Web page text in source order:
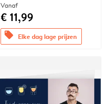
Vanaf
€ 11,99
offers Elke dag lage prijzen